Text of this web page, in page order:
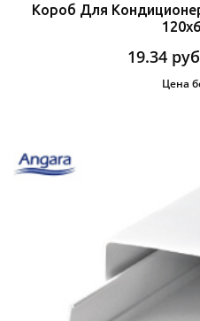
Короб Для
19.34
Цена